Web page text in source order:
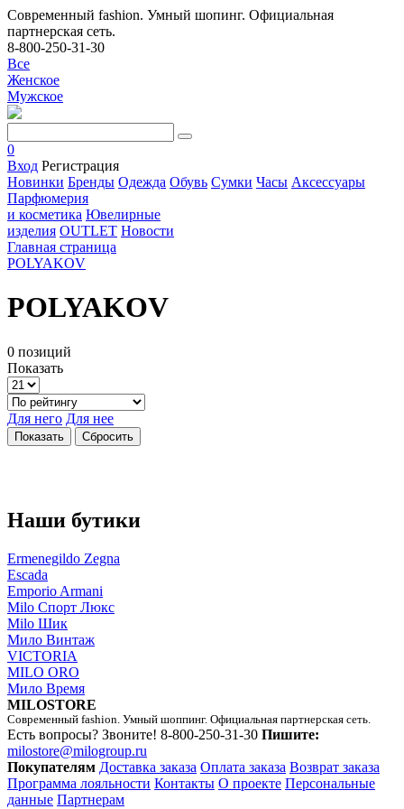
Современный fashion. Умный шопинг. Официальная
партнерская сеть.
8-800-250-31-30
Все
Женское
Мужское
0
Вход Регистрация
Новинки Бренды Одежда Обувь Сумки Часы Аксессуары
Парфюмерия
и косметика Ювелирные
изделия OUTLET Новости
Главная страница
POLYAKOV
POLYAKOV
0 позиций
Показать
Для него Для нее
Наши бутики
Ermenegildo Zegna
Escada
Emporio Armani
Milo Спорт Люкс
Milo Шик
Мило Винтаж
VICTORIA
MILO ORO
Мило Время
MILOSTORE
Современный fashion. Умный шоппинг. Официальная партнерская сеть.
Есть вопросы? Звоните! 8-800-250-31-30 Пишите:
milostore@milogroup.ru
Покупателям Доставка заказа Оплата заказа Возврат заказа
Программа лояльности Контакты О проекте Персональные
данные Партнерам